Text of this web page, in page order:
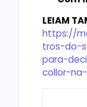
LEIAM
https://
tros-do-
para-
collor-